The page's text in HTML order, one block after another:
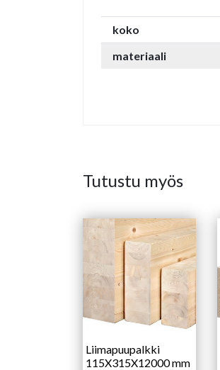
koko
materiaali
Tutustu myös
Liimapuupalkki
115X315X12000 mm